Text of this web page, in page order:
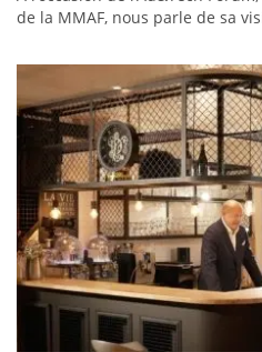
de la MMAF, nous parle de sa